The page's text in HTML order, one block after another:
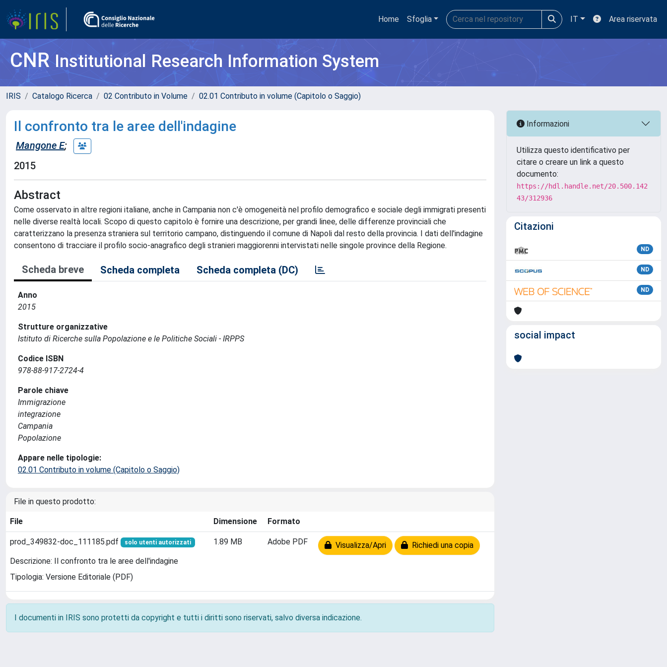
Home Sfoglia IT Area riservata
CNRInstitutional Research Information System
IRIS Catalogo Ricerca 02 Contributo in Volume 02.01 Contributo in volume (Capitolo o Saggio)
Il confronto tra le aree dell'indagine
Mangone E;
2015
Abstract
Come osservato in altre regioni italiane, anche in Campania non c'è omogeneità nel profilo demografico e sociale degli immigrati presenti
nelle diverse realtà locali. Scopo di questo capitolo è fornire una descrizione, per grandi linee, delle differenze provinciali che
caratterizzano la presenza straniera sul territorio campano, distinguendo il comune di Napoli dal resto della provincia. I dati dell'indagine
consentono di tracciare il profilo socio-anagrafico degli stranieri maggiorenni intervistati nelle singole province della Regione.
Scheda breve Scheda completa Scheda completa (DC)
Anno
2015
Strutture organizzative
Istituto di Ricerche sulla Popolazione e le Politiche Sociali - IRPPS
Codice ISBN
978-88-917-2724-4
Parole chiave
Immigrazione
integrazione
Campania
Popolazione
Appare nelle tipologie:
02.01 Contributo in volume (Capitolo o Saggio)
File in questo prodotto:
File Dimensione Formato
prod_349832-doc_111185.pdf solo utenti autorizzati
Descrizione: Il confronto tra le aree dell'indagine
Tipologia: Versione Editoriale (PDF)
1.89 MB Adobe PDF Visualizza/Apri Richiedi una copia
I documenti in IRIS sono protetti da copyright e tutti i diritti sono riservati, salvo diversa indicazione.
Informazioni
Utilizza questo identificativo per
citare o creare un link a questo
documento:
https://hdl.handle.net/20.500.142
43/312936
Citazioni
ND
ND
ND
social impact